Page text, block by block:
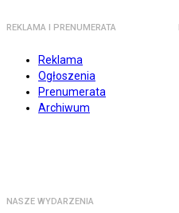
REKLAMA I PRENUMERATA
Reklama
Ogłoszenia
Prenumerata
Archiwum
NASZE WYDARZENIA